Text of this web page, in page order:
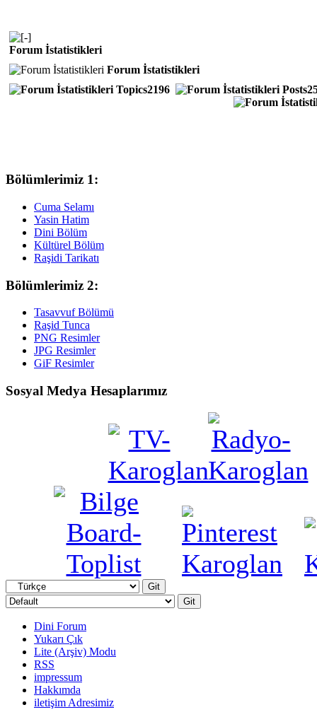
Forum İstatistikleri
Forum İstatistikleri
Topics2196 Posts
Bölümlerimiz 1:
Cuma Selamı
Yasin Hatim
Dini Bölüm
Kültürel Bölüm
Raşidi Tarikatı
Bölümlerimiz 2:
Tasavvuf Bölümü
Raşid Tunca
PNG Resimler
JPG Resimler
GiF Resimler
Sosyal Medya Hesaplarımız
Dini Forum
Yukarı Çık
Lite (Arşiv) Modu
RSS
impressum
Hakkımda
iletişim Adresimiz